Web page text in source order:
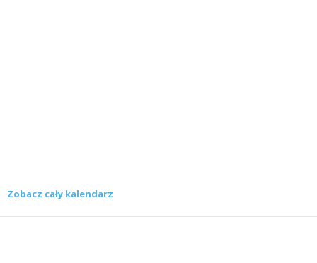
Zobacz cały kalendarz